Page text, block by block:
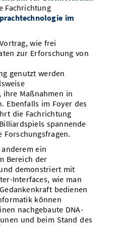
Fachrichtung
im
wie frei
zur Erforschung von
genutzt werden
Maßnahmen in
Ebenfalls im Foyer des
die Fachrichtung
spannende
Forschungsfragen.
ein
Bereich der
demonstriert mit
Interfaces, wie man
bedienen
können
nachgebaute DNA-
und beim Stand des